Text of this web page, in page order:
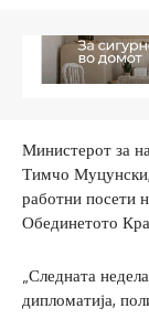
Министерот за
Тимчо Муцунски,
работни посети
Обединетото
„Следната
дипломатија,